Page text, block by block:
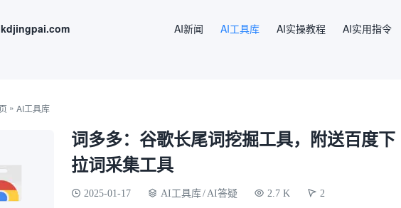
AI新闻 AI工具库 AI实操教程 AI实用指令
» AI工具库
词多多：谷歌长尾词挖掘工具，附送百度下
拉词采集工具
2025-01-17 AI工具库/ AI答疑 2.7 K 2